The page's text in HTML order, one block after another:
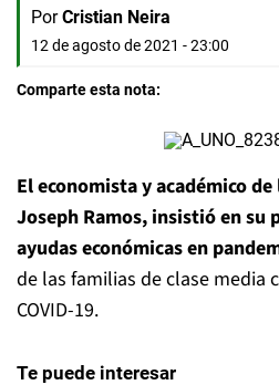
Por Cristian Neira
12 de agosto de 2021 - 23:00
Comparte esta nota:
El economista y académico
Joseph Ramos, insistió en su
ayudas económicas en
de las familias de clase media
COVID-19.
Te puede interesar